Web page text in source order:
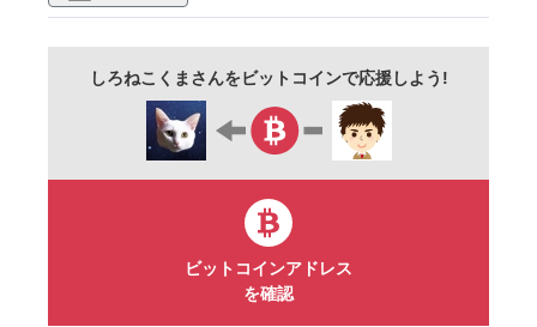
デザイン 看板 pop ポスター
楽しい お内裏様 提灯
ぼんぼり 桜 桃の花 甘酒 菱餅
桃の節句
新春 お雛様
梅の花
しろねこくまさんをビットコインで応援しよう!
ビットコインアドレス
を確認